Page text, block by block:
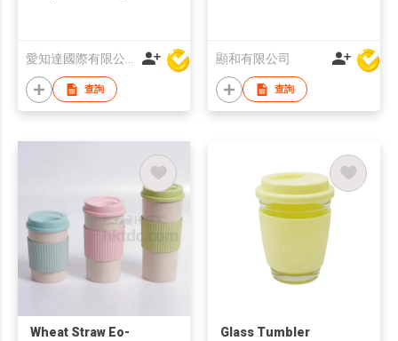
查詢
顯和有限公司
查詢
Wheat Straw Eo-
Glass Tumbler